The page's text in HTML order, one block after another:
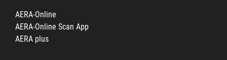
AERA-Online
AERA-Online Scan App
AERA plus